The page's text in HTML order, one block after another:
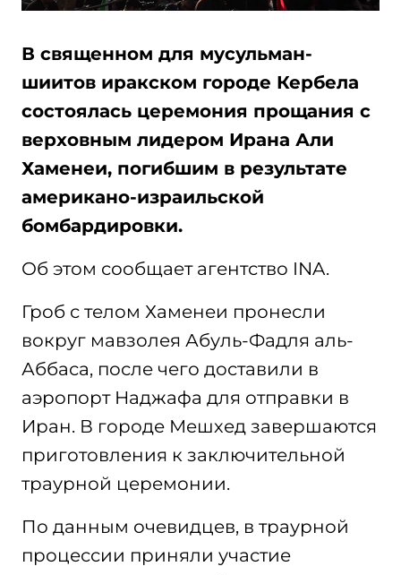
В священном для мусульман-
шиитов иракском городе Кербела
состоялась церемония прощания с
верховным лидером Ирана Али
Хаменеи, погибшим в результате
американо-израильской
бомбардировки.
Об этом сообщает агентство INA.
Гроб с телом Хаменеи пронесли
вокруг мавзолея Абуль-Фадля аль-
Аббаса, после чего доставили в
аэропорт Наджафа для отправки в
Иран. В городе Мешхед завершаются
приготовления к заключительной
траурной церемонии.
По данным очевидцев, в траурной
процессии приняли участие